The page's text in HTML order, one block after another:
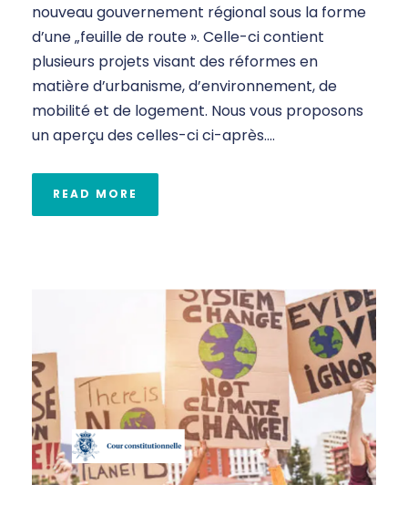
nouveau gouvernement régional sous la forme
d’une „feuille de route ». Celle-ci contient
plusieurs projets visant des réformes en
matière d’urbanisme, d’environnement, de
mobilité et de logement. Nous vous proposons
un aperçu des celles-ci ci-après....
READ MORE